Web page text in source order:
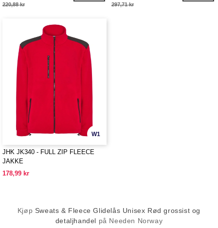
220,88 kr 297,71 kr
W1
JHK JK340 - FULL ZIP FLEECE
JAKKE
178,99 kr
Kjøp Sweats & Fleece Glidelås Unisex Rød grossist og
detaljhandel på Needen Norway